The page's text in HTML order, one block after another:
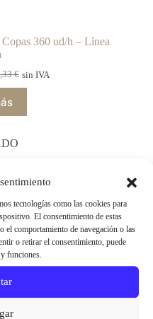
tecnologías como las cookies para
El consentimiento de estas
el comportamiento de navegación o las
o retirar el consentimiento, puede
funciones.
360 ud/h – Línea
€ sin IVA